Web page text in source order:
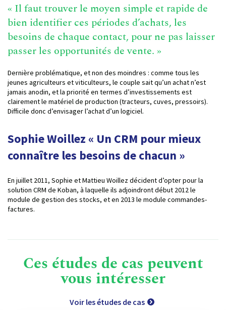
« Il faut trouver le moyen simple et rapide de
bien identifier ces périodes d’achats, les
besoins de chaque contact, pour ne pas laisser
passer les opportunités de vente. »
Dernière problématique, et non des moindres : comme tous les
jeunes agriculteurs et viticulteurs, le couple sait qu’un achat n’est
jamais anodin, et la priorité en termes d’investissements est
clairement le matériel de production (tracteurs, cuves, pressoirs).
Difficile donc d’envisager l’achat d’un logiciel.
Sophie Woillez « Un CRM pour mieux
connaître les besoins de chacun »
En juillet 2011, Sophie et Mattieu Woillez décident d’opter pour la
solution CRM de Koban, à laquelle ils adjoindront début 2012 le
module de gestion des stocks, et en 2013 le module commandes-
factures.
Ces études de cas peuvent
vous intéresser
Voir les études de cas